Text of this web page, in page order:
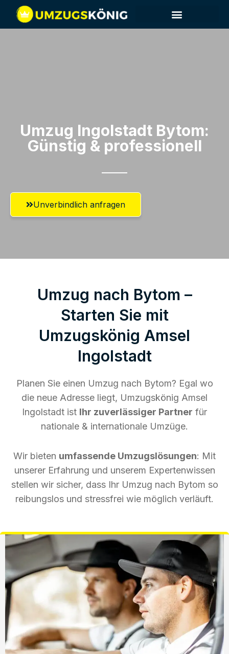
Umzug Ingolstadt​ Bytom:
Günstig & professionell​
Unverbindlich anfragen
Umzug nach Bytom –
Starten Sie mit
Umzugskönig Amsel
Ingolstadt
Planen Sie einen Umzug nach Bytom? Egal wo
die neue Adresse liegt, Umzugskönig Amsel
Ingolstadt ist Ihr zuverlässiger Partner für
nationale & internationale Umzüge.
Wir bieten umfassende Umzugslösungen: Mit
unserer Erfahrung und unserem Expertenwissen
stellen wir sicher, dass Ihr Umzug nach Bytom so
reibungslos und stressfrei wie möglich verläuft.